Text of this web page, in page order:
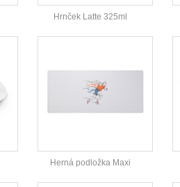
Hrnček Latte 325ml
Herná podložka Maxi